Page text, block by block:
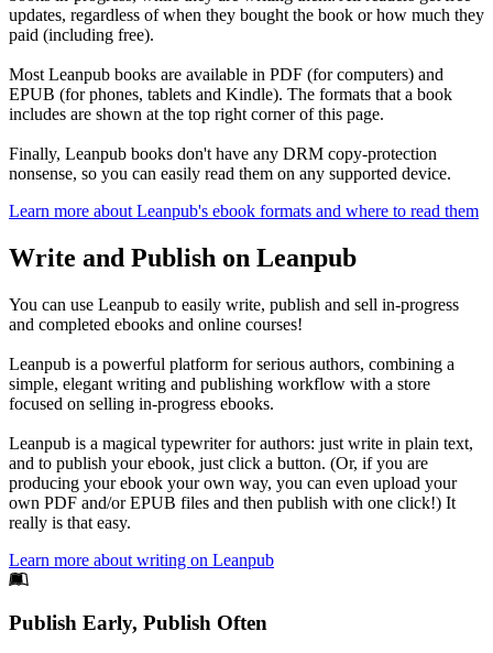
updates, regardless of when they bought the book or how much they
paid (including free).
Most Leanpub books are available in PDF (for computers) and
EPUB (for phones, tablets and Kindle). The formats that a book
includes are shown at the top right corner of this page.
Finally, Leanpub books don't have any DRM copy-protection
nonsense, so you can easily read them on any supported device.
Learn more about Leanpub's ebook formats and where to read them
Write and Publish on Leanpub
You can use Leanpub to easily write, publish and sell in-progress
and completed ebooks and online courses!
Leanpub is a powerful platform for serious authors, combining a
simple, elegant writing and publishing workflow with a store
focused on selling in-progress ebooks.
Leanpub is a magical typewriter for authors: just write in plain text,
and to publish your ebook, just click a button. (Or, if you are
producing your ebook your own way, you can even upload your
own PDF and/or EPUB files and then publish with one click!) It
really is that easy.
Learn more about writing on Leanpub
Footer
Publish Early, Publish Often